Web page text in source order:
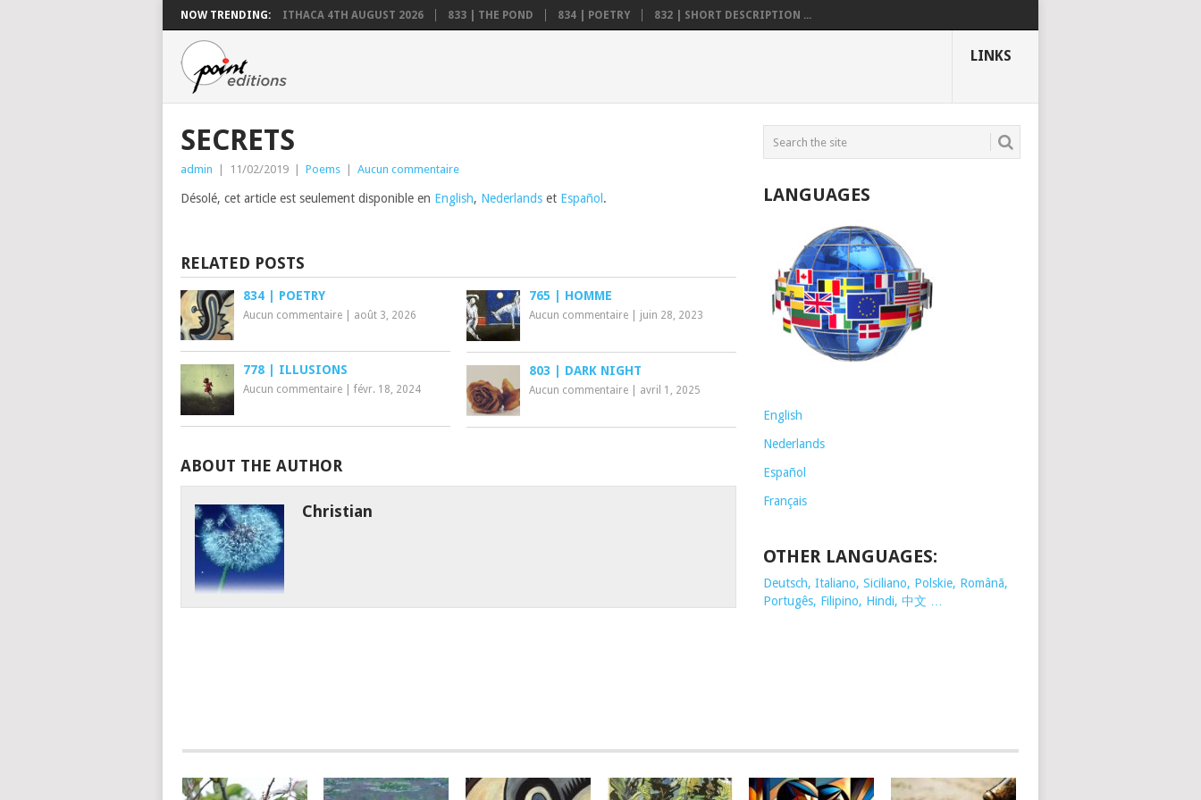
NOW TRENDING: ITHACA 4TH AUGUST 2026 833 | THE POND 834 | POETRY 832 | SHORT DESCRIPTION ...
LINKS
SECRETS
admin 11/02/2019 Poems Aucun commentaire
Désolé, cet article est seulement disponible en English, Nederlands et Español .
RELATED POSTS
834 | POETRY
Aucun commentaire août 3, 2026
765 | HOMME
Aucun commentaire juin 28, 2023
778 | ILLUSIONS
Aucun commentaire févr. 18, 2024
803 | DARK NIGHT
Aucun commentaire avril 1, 2025
ABOUT THE AUTHOR
Christian
LANGUAGES
English
Nederlands
Español
Français
OTHER LANGUAGES:
Deutsch, Italiano, Siciliano, Polskie, Românã,
Portugês, Filipino, Hindi, 中文 …